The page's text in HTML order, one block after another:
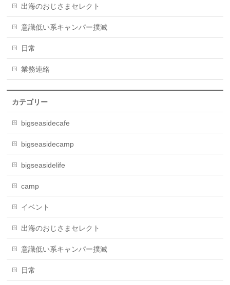
出海のおじさまセレクト
意識低い系キャンパー撲滅
日常
業務連絡
カテゴリー
bigseasidecafe
bigseasidecamp
bigseasidelife
camp
イベント
出海のおじさまセレクト
意識低い系キャンパー撲滅
日常